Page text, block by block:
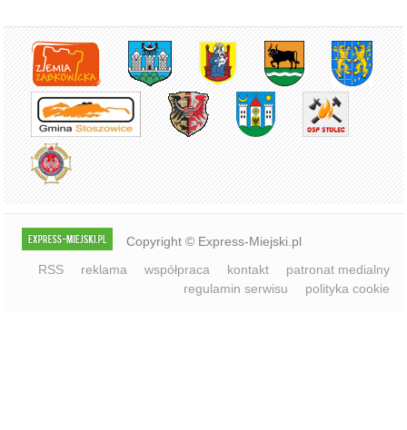
Copyright © Express-Miejski.pl
RSS
reklama współpraca kontakt
patronat medialny
regulamin serwisu
polityka cookie